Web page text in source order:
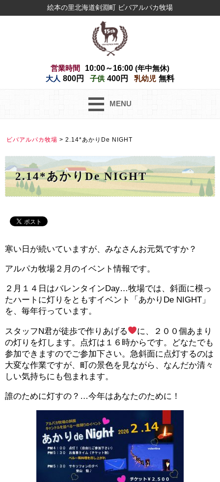
絵本の里北海道剣淵町 ビバアルパカ牧場
営業時間 10:00～16:00 (年中無休)
大人 800円 子供 400円 乳幼児 無料
MENU
ビバアルパカ牧場 > 2.14*あかりDe NIGHT
2.14*あかりDe NIGHT
寒い日が続いていますが、みなさんお元気ですか？
アルパカ牧場２月のイベント情報です。
２月１４日はバレンタインDay…牧場では、斜面に模っ
たハートに灯りをともすイベント「あかりDe NIGHT」
を、毎年行っています。
スタッフN君が徒歩で作りあげる
に、２００個あまり
の灯りを灯します。点灯は１６時からです。どなたでも
参加できますのでご参加下さい。急斜面に点灯するのは
大変な作業ですが、町の景色を見ながら、なんだか清々
しい気持ちにも包まれます。
誰のために灯すの？…今年はあなたのために！